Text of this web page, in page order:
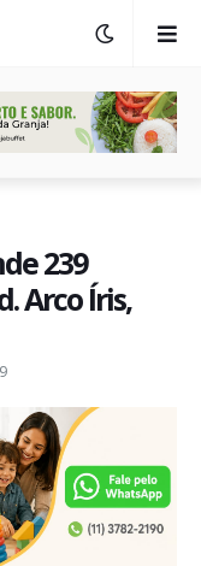
239
Arco Íris,